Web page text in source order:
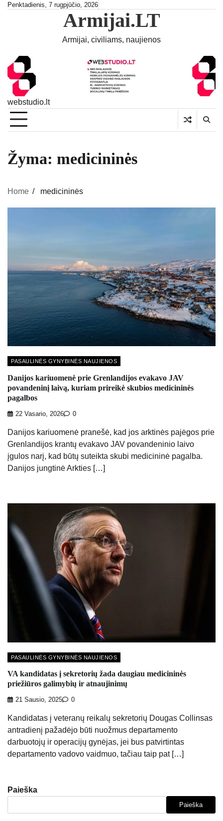
SkipPenktadienis, 7 rugpjūčio, 2026
Armijai.LT
Armijai, civiliams, naujienos
webstudio.lt
Žyma: medicininės
Home medicininės
PASAULINĖS GYNYBINĖS NAUJIENOS
Danijos kariuomenė prie Grenlandijos evakavo JAV
povandeninį laivą, kuriam prireikė skubios medicininės
pagalbos
22 Vasario, 2026 0
Danijos kariuomenė pranešė, kad jos arktinės pajėgos prie
Grenlandijos krantų evakavo JAV povandeninio laivo
įgulos narį, kad būtų suteikta skubi medicininė pagalba.
Danijos jungtinė Arkties […]
PASAULINĖS GYNYBINĖS NAUJIENOS
VA kandidatas į sekretorių žada daugiau medicininės
priežiūros galimybių ir atnaujinimų
21 Sausio, 2025 0
Kandidatas į veteranų reikalų sekretorių Dougas Collinsas
antradienį pažadėjo būti nuožmus departamento
darbuotojų ir operacijų gynėjas, jei bus patvirtintas
departamento vadovo vaidmuo, tačiau taip pat […]
Paieška
Paieška